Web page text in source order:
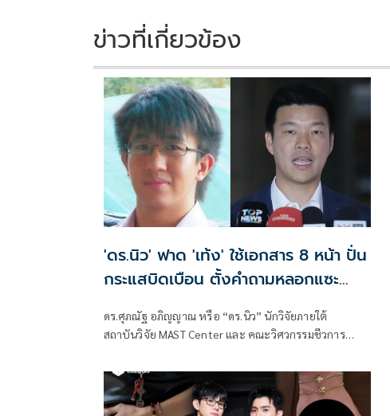
k k
ข่าวที่เกี่ยวข้อง
'ดร.นิว' ฟาด 'เท้ง' ใช้เอกสาร 8 หน้า ปั่น
กระแสบิดเบือน ตั้งคำถามหลอกแซะ
ดร.ศุภณัฐ อภิญญาณ หรือ “ดร.นิว” นักวิจัยภายใต้
สถาบันวิจัย MAST Center และ คณะวิศวกรรมชีวการ
โพสต์ข้อความ ตอบโต้กรณีนายณัฐพงษ์ เรืองปัญญาวุฒิ
ส.ส.บัญชีรายชื่อ พรรคประชาชน อภิปรายเกี่ยวกับงบฯ
หน่วยราชการในพระองค์ ว่า